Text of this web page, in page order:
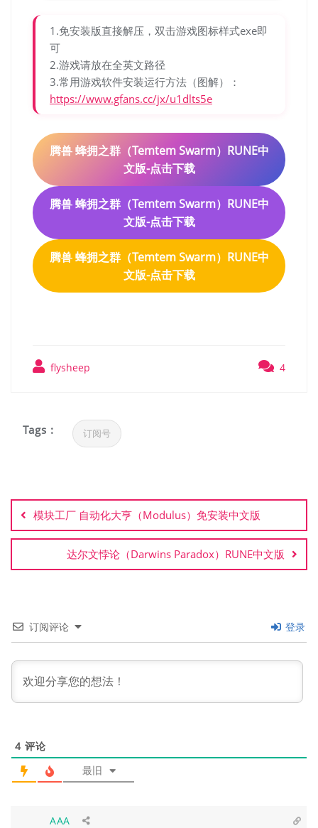
1.免安装版直接解压，双击游戏图标样式exe即
可
2.游戏请放在全英文路径
3.常用游戏软件安装运行方法（图解）：
https://www.gfans.cc/jx/u1dlts5e
腾兽 蜂拥之群（Temtem Swarm）RUNE中
文版-点击下载
腾兽 蜂拥之群（Temtem Swarm）RUNE中
文版-点击下载
腾兽 蜂拥之群（Temtem Swarm）RUNE中
文版-点击下载
flysheep 4
Tags : 订阅号
章
导
航
模块工厂 自动化大亨（Modulus）免安装中文版
达尔文悖论（Darwins Paradox）RUNE中文版
订阅评论 登录
4 评论
最旧
AAA